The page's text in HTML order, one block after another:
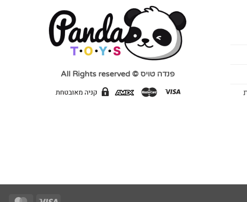
פנדה טויס © All Rights reserved